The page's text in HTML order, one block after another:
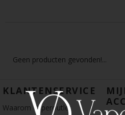
Geen producten gevonden!...
KLANTENSERVICE
Waarom Vaperoutlet